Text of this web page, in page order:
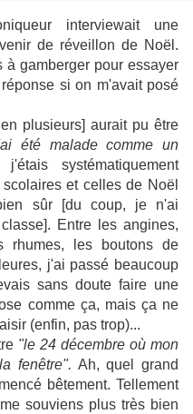
interviewait une
de réveillon de Noël.
gamberger pour essayer
si on m'avait posé
plusieurs] aurait pu être
été malade comme un
systématiquement
et celles de Noël
sûr [du coup, je n'ai
Entre les angines,
rhumes, les boutons de
j'ai passé beaucoup
sans doute faire une
comme ça, mais ça ne
(enfin, pas trop)...
"le 24 décembre où mon
fenêtre". Ah, quel grand
bêtement. Tellement
souviens plus très bien